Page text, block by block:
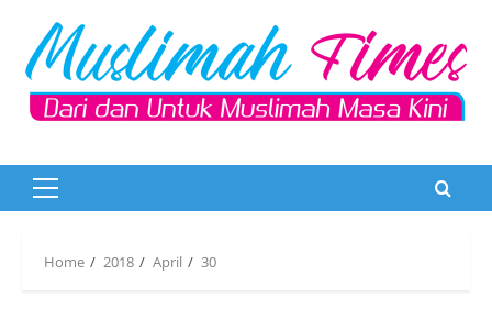
content
Primary
Home 2018 April 30